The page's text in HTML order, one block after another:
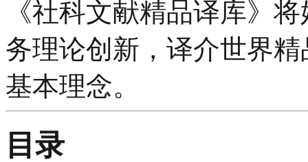
《社科文献精品译库》
务理论创新，译介世界
基本理念。
目录